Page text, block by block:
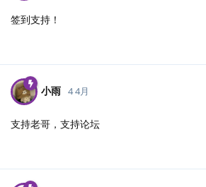
签到支持！
小雨 4 4月
支持老哥，支持论坛